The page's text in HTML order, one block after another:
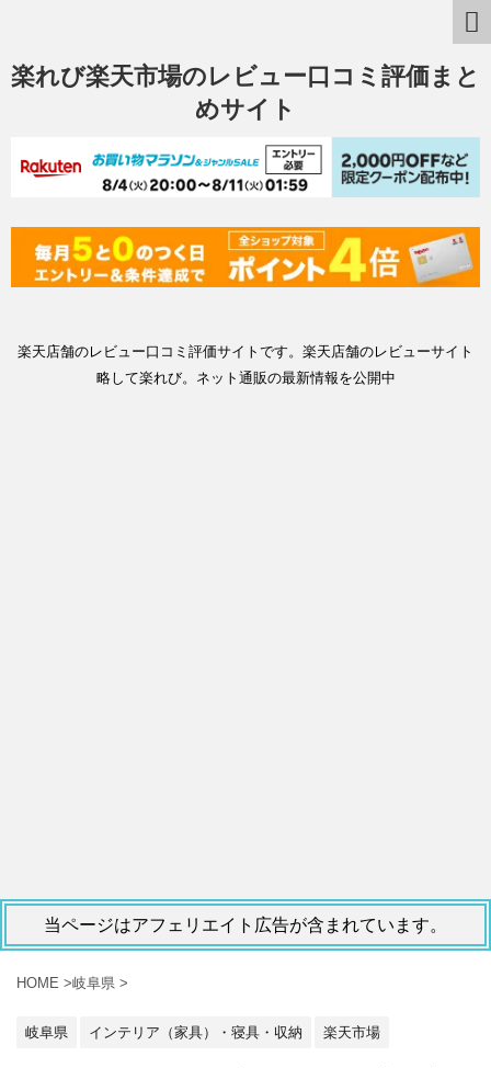
楽れび楽天市場のレビュー口コミ評価まと
めサイト
楽天店舗のレビュー口コミ評価サイトです。楽天店舗のレビューサイト
略して楽れび。ネット通販の最新情報を公開中
当ページはアフェリエイト広告が含まれています。
HOME >岐阜県 >
岐阜県 インテリア（家具）・寝具・収納 楽天市場